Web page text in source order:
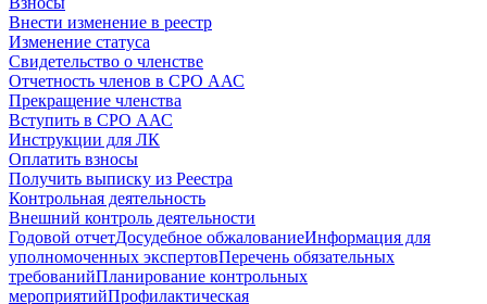
Внести изменение в реестр
Изменение статуса
Свидетельство о членстве
Отчетность членов в СРО ААС
Прекращение членства
Вступить в СРО ААС
Инструкции для ЛК
Оплатить взносы
Получить выписку из Реестра
Контрольная деятельность
Внешний контроль деятельности
Годовой отчетДосудебное обжалованиеИнформация для
уполномоченных экспертовПеречень обязательных
требованийПланирование контрольных
мероприятийПрофилактическая